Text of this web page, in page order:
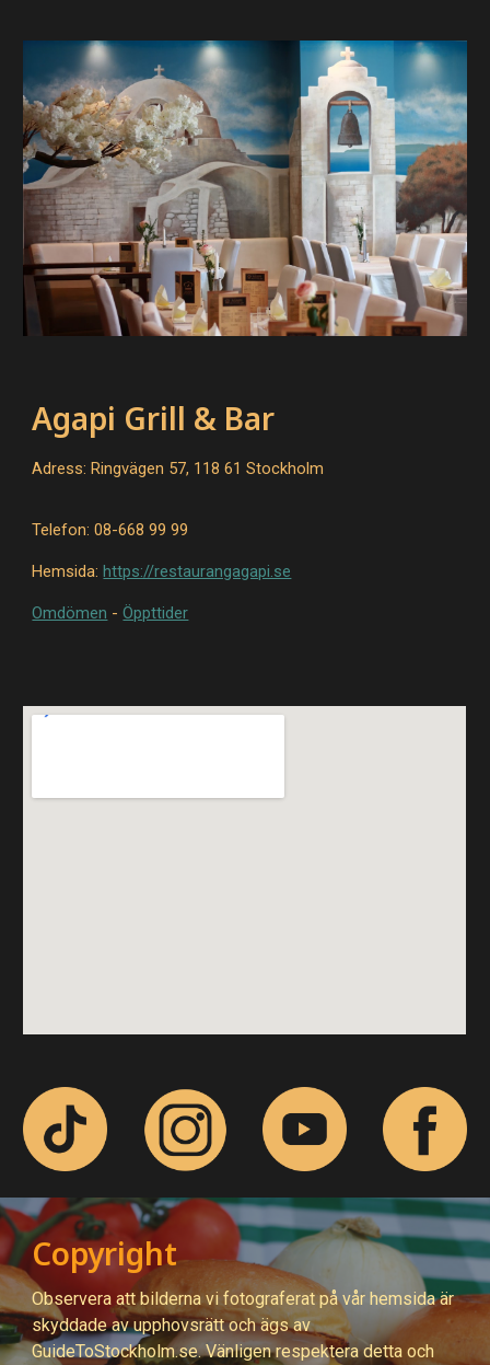
Agapi Grill & Bar
Adress:Ringvägen 57, 118 61 Stockholm
Telefon: 08-668 99 99
Hemsida:https://restaurangagapi.se
Omdömen -Öppttider
Copyright
Observera att bilderna vi fotograferat på vår hemsida är
skyddade av upphovsrätt och ägs av
GuideToStockholm.se. Vänligen respektera detta och